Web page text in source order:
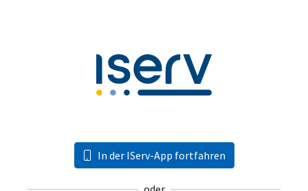
In der IServ-App fortfahren